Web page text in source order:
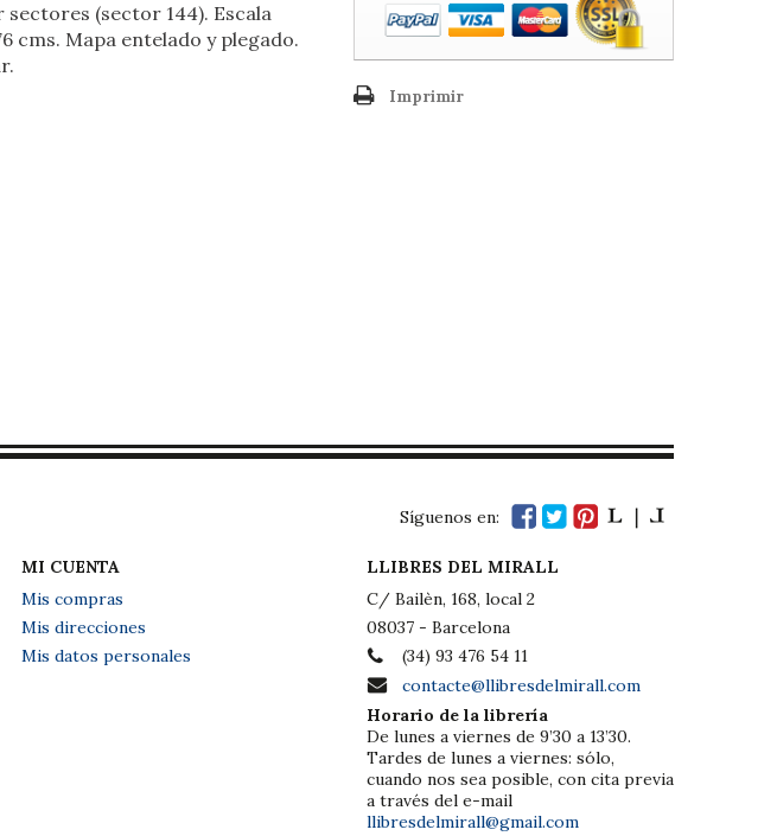
sectores (sector 144). Escala
cms. Mapa entelado y plegado.
Imprimir
Síguenos en:
MI CUENTA
Mis compras
Mis direcciones
Mis datos personales
LLIBRES DEL MIRALL
C/ Bailèn, 168, local 2
08037 - Barcelona
(34) 93 476 54 11
contacte@llibresdelmirall.com
Horario de la librería
De lunes a viernes de 9’30 a 13’30.
Tardes de lunes a viernes: sólo,
cuando nos sea posible, con cita previa
a través del e-mail
llibresdelmirall@gmail.com